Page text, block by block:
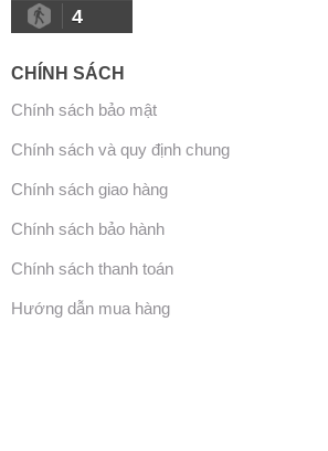
4
CHÍNH SÁCH
Chính sách bảo mật
Chính sách và quy định chung
Chính sách giao hàng
Chính sách bảo hành
Chính sách thanh toán
Hướng dẫn mua hàng